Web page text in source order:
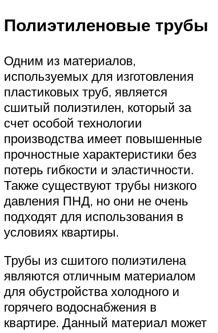
Полиэтиленовые трубы
Одним из материалов,
используемых для изготовления
пластиковых труб, является
сшитый полиэтилен, который за
счет особой технологии
производства имеет повышенные
прочностные характеристики без
потерь гибкости и эластичности.
Также существуют трубы низкого
давления ПНД, но они не очень
подходят для использования в
условиях квартиры.
Трубы из сшитого полиэтилена
являются отличным материалом
для обустройства холодного и
горячего водоснабжения в
квартире. Данный материал может